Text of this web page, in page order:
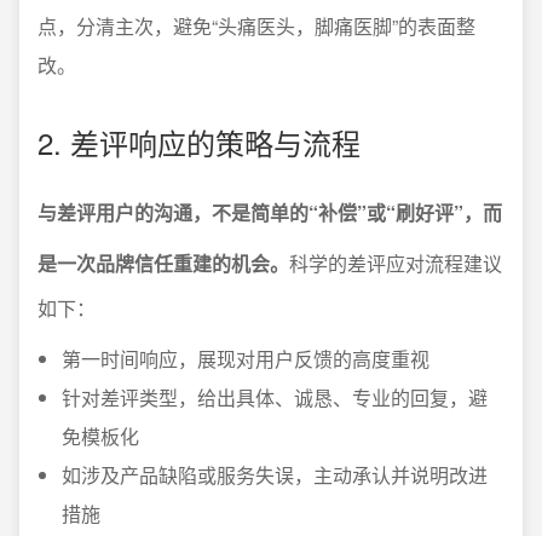
点，分清主次，避免“头痛医头，脚痛医脚”的表面整
改。
2. 差评响应的策略与流程
与差评用户的沟通，不是简单的“补偿”或“刷好评”，而
是一次品牌信任重建的机会。 科学的差评应对流程建议
如下：
第一时间响应，展现对用户反馈的高度重视
针对差评类型，给出具体、诚恳、专业的回复，避
免模板化
如涉及产品缺陷或服务失误，主动承认并说明改进
措施